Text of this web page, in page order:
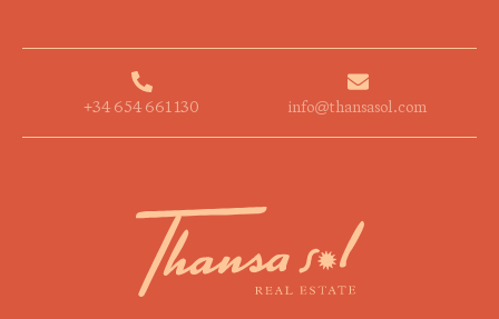
+34 654 661 130 info@thansasol.com